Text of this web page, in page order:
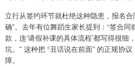
立行从签约环节就杜绝这种隐患，报名
确”。去年有位舞蹈生家长提到：“签合
款，连‘请假补课的具体流程’都写得很细
坑。” 这种把 “丑话说在前面” 的正规协
障。